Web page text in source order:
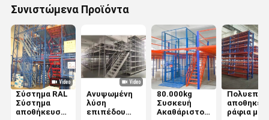
Συνιστώμενα Προϊόντα
Σύστημα RAL
Σύστημα
αποθήκευσης
Ανυψωμένη
λύση
επιπέδου
80.000kg
Συσκευή
Ακαθάριστο
ράφια με